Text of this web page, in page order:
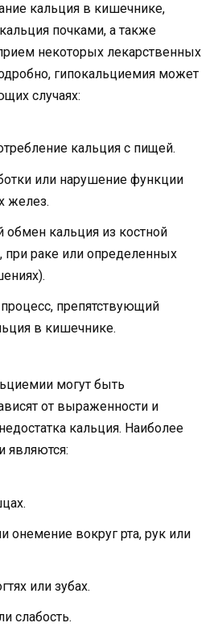
кальция в кишечнике,
почками, а также
некоторых лекарственных
гипокальциемия может
случаях:
кальция с пищей.
или нарушение функции
желез.
кальция из костной
при раке или определенных
препятствующий
в кишечнике.
могут быть
от выраженности и
кальция. Наиболее
являются:
онемение вокруг рта, рук или
или зубах.
слабость.